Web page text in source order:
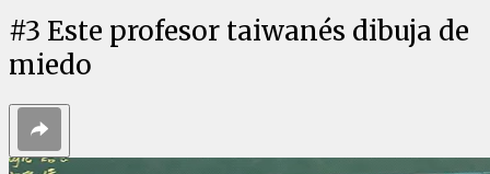
#3 Este profesor taiwanés dibuja de
miedo